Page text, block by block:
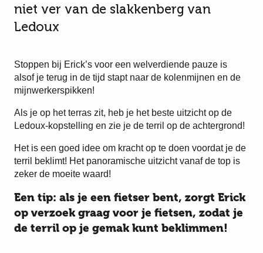
niet ver van de slakkenberg van
Ledoux
Stoppen bij Erick’s voor een welverdiende pauze is
alsof je terug in de tijd stapt naar de kolenmijnen en de
mijnwerkerspikken!
Als je op het terras zit, heb je het beste uitzicht op de
Ledoux-kopstelling en zie je de terril op de achtergrond!
Het is een goed idee om kracht op te doen voordat je de
terril beklimt! Het panoramische uitzicht vanaf de top is
zeker de moeite waard!
Een tip: als je een fietser bent, zorgt Erick
op verzoek graag voor je fietsen, zodat je
de terril op je gemak kunt beklimmen!